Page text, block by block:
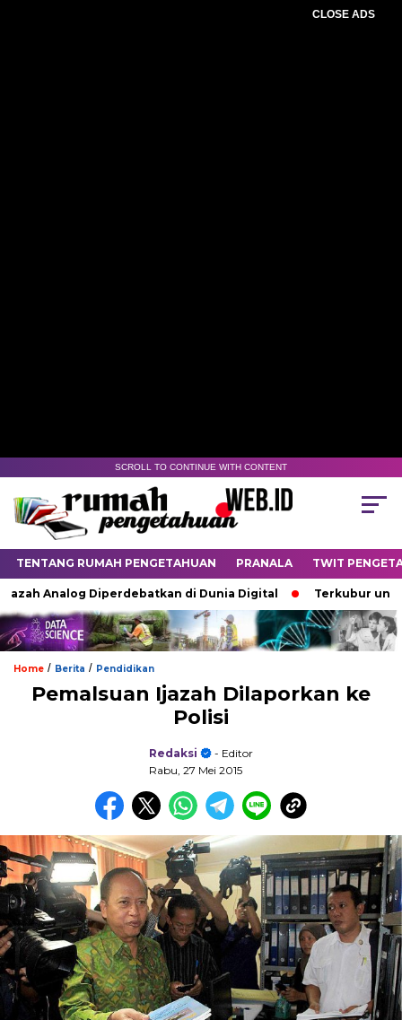
CLOSE ADS
SCROLL TO CONTINUE WITH CONTENT
TENTANG RUMAH PENGETAHUAN PRANALA TWIT
Analog Diperdebatkan di Dunia Digital Terkubur untuk
Home / Berita / Pendidikan
Pemalsuan Ijazah Dilaporkan ke
Polisi
Redaksi
- Editor
Rabu, 27 Mei 2015